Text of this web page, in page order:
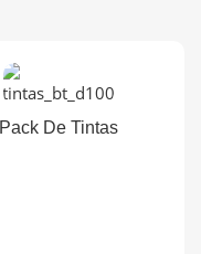
Pack De Tintas